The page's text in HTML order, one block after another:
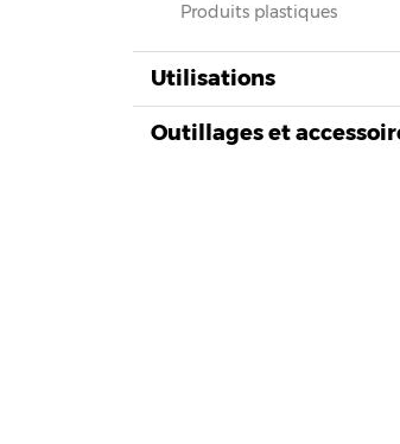
Produits plastiques
Utilisations
Outillages et